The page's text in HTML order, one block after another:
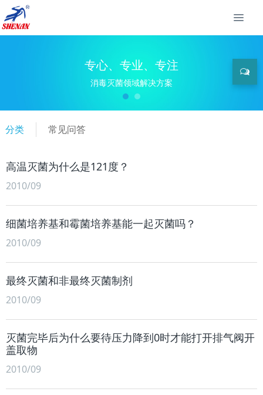
专心、专业、专注
消毒灭菌领域解决方案
分类 常见问答
高温灭菌为什么是121度？
2010/09
细菌培养基和霉菌培养基能一起灭菌吗？
2010/09
最终灭菌和非最终灭菌制剂
2010/09
灭菌完毕后为什么要待压力降到0时才能打开排气阀开
盖取物
2010/09